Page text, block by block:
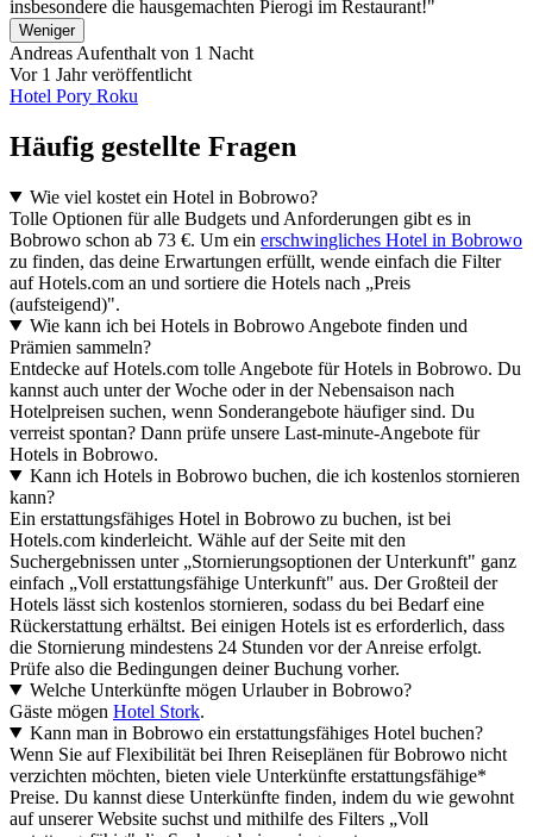
insbesondere die hausgemachten Pierogi im Restaurant!"
Weniger
Andreas Aufenthalt von 1 Nacht
Vor 1 Jahr veröffentlicht
Hotel Pory Roku
Häufig gestellte Fragen
Wie viel kostet ein Hotel in Bobrowo?
Tolle Optionen für alle Budgets und Anforderungen gibt es in
Bobrowo schon ab 73 €. Um ein erschwingliches Hotel in Bobrowo
zu finden, das deine Erwartungen erfüllt, wende einfach die Filter
auf Hotels.com an und sortiere die Hotels nach „Preis
(aufsteigend)".
Wie kann ich bei Hotels in Bobrowo Angebote finden und
Prämien sammeln?
Entdecke auf Hotels.com tolle Angebote für Hotels in Bobrowo. Du
kannst auch unter der Woche oder in der Nebensaison nach
Hotelpreisen suchen, wenn Sonderangebote häufiger sind. Du
verreist spontan? Dann prüfe unsere Last-minute-Angebote für
Hotels in Bobrowo.
Kann ich Hotels in Bobrowo buchen, die ich kostenlos stornieren
kann?
Ein erstattungsfähiges Hotel in Bobrowo zu buchen, ist bei
Hotels.com kinderleicht. Wähle auf der Seite mit den
Suchergebnissen unter „Stornierungsoptionen der Unterkunft" ganz
einfach „Voll erstattungsfähige Unterkunft" aus. Der Großteil der
Hotels lässt sich kostenlos stornieren, sodass du bei Bedarf eine
Rückerstattung erhältst. Bei einigen Hotels ist es erforderlich, dass
die Stornierung mindestens 24 Stunden vor der Anreise erfolgt.
Prüfe also die Bedingungen deiner Buchung vorher.
Welche Unterkünfte mögen Urlauber in Bobrowo?
Gäste mögen Hotel Stork.
Kann man in Bobrowo ein erstattungsfähiges Hotel buchen?
Wenn Sie auf Flexibilität bei Ihren Reiseplänen für Bobrowo nicht
verzichten möchten, bieten viele Unterkünfte erstattungsfähige*
Preise. Du kannst diese Unterkünfte finden, indem du wie gewohnt
auf unserer Website suchst und mithilfe des Filters „Voll